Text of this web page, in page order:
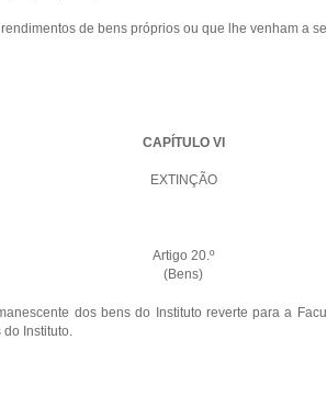
de bens próprios ou que lhe venham a
CAPÍTULO VI
EXTINÇÃO
Artigo 20.º
(Bens)
dos bens do Instituto reverte para a
Instituto.